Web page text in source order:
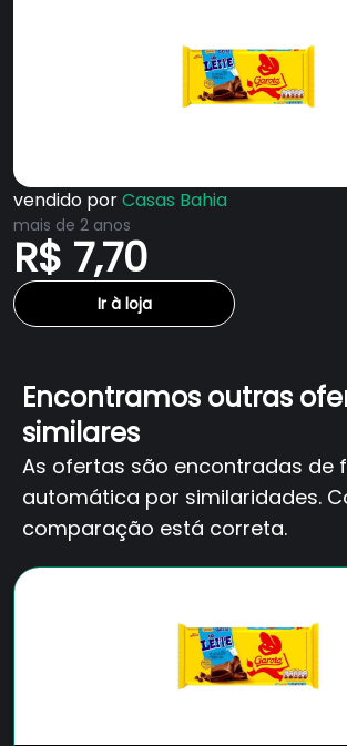
vendido porCasas Bahia
mais de 2 anos
R$ 7,70
Ir à loja
Encontramos outras
similares
As ofertas são encontradas de
automática por similaridades.
comparação está correta.